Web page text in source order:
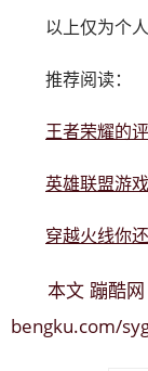
以上仅为个人
推荐阅读：
王者荣耀的
英雄联盟游
穿越火线你
本文 蹦酷网
bengku.com/